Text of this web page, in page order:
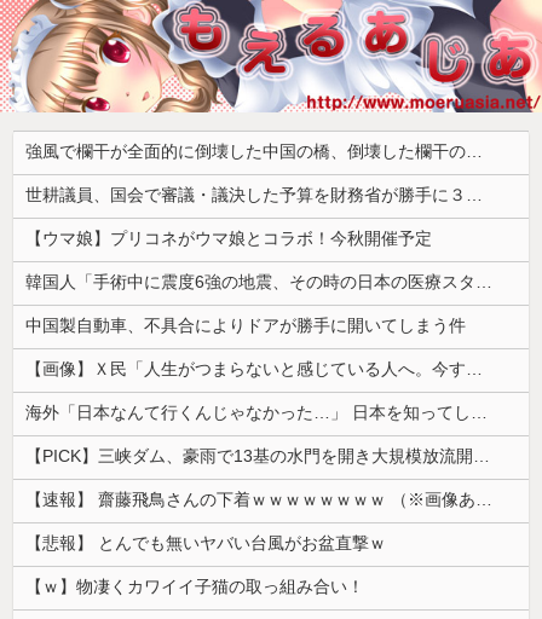
強風で欄干が全面的に倒壊した中国の橋、倒壊した欄干の破片を調べると凄まじい事実が発覚して……
世耕議員、国会で審議・議決した予算を財務省が勝手に３兆円動かしていると指摘・問題視
【ウマ娘】プリコネがウマ娘とコラボ！今秋開催予定
韓国人「手術中に震度6強の地震、その時の日本の医療スタッフたちの姿をご覧ください」→「マジで鳥肌立った」「こういう姿は韓国も見習わないと」「あん...
中国製自動車、不具合によりドアが勝手に開いてしまう件
【画像】Ｘ民「人生がつまらないと感じている人へ。今すぐ『これ』をやってください。」6.9万いいね
海外「日本なんて行くんじゃなかった…」 日本を知ってしまったディズニー信者、帰国後『本家』に失望する事態に
【PICK】三峡ダム、豪雨で13基の水門を開き大規模放流開始か 下流の工場地帯に洪水流入で崩壊はじまる
【速報】 齋藤飛鳥さんの下着ｗｗｗｗｗｗｗｗ （※画像あり）
【悲報】 とんでも無いヤバい台風がお盆直撃ｗ
【ｗ】物凄くカワイイ子猫の取っ組み合い！